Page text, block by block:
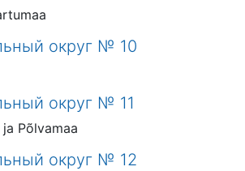
округ № 10
округ № 11
Põlvamaa
округ № 12